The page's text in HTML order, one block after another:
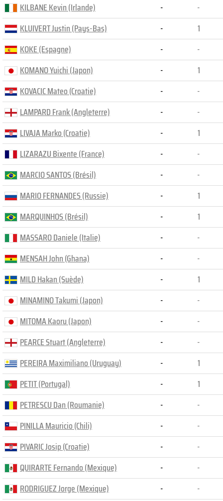
KILBANE Kevin (Irlande)
KLUIVERT Justin (Pays-Bas)
KOKE (Espagne)
KOMANO Yuichi (Japon)
KOVACIC Mateo (Croatie)
LAMPARD Frank (Angleterre)
LIVAJA Marko (Croatie)
LIZARAZU Bixente (France)
MARCIO SANTOS (Brésil)
MARIO FERNANDES (Russie)
MARQUINHOS (Brésil)
MASSARO Daniele (Italie)
MENSAH John (Ghana)
MILD Hakan (Suède)
MINAMINO Takumi (Japon)
MITOMA Kaoru (Japon)
PEARCE Stuart (Angleterre)
PEREIRA Maximiliano (Uruguay)
PETIT (Portugal)
PETRESCU Dan (Roumanie)
PINILLA Mauricio (Chili)
PIVARIC Josip (Croatie)
QUIRARTE Fernando (Mexique)
RODRIGUEZ Jorge (Mexique)
-
-
-
1
-
-
-
1
-
-
-
-
-
1
-
-
-
-
-
1
-
1
-
-
-
-
-
1
-
-
-
-
-
-
-
1
-
1
-
-
-
-
-
-
-
-
-
-